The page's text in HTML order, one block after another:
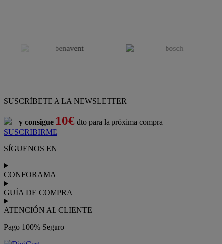
SUSCRÍBETE A LA NEWSLETTER
y consigue 10€ dto para la próxima compra
SUSCRIBIRME
SÍGUENOS EN
CONFORAMA
GUÍA DE COMPRA
ATENCIÓN AL CLIENTE
Pago 100% Seguro